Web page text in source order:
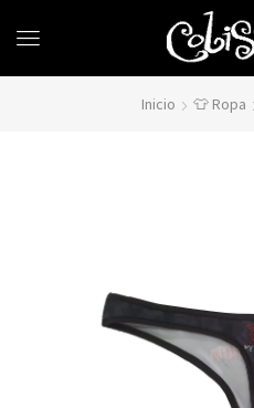
Inicio 👕 Ropa